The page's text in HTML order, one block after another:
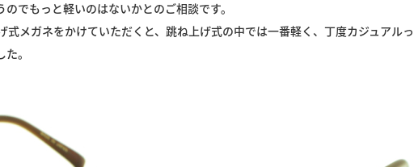
でもっと軽いのはないかとのご相談です。
メガネをかけていただくと、跳ね上げ式の中では一番軽く、丁度カジュアル
。